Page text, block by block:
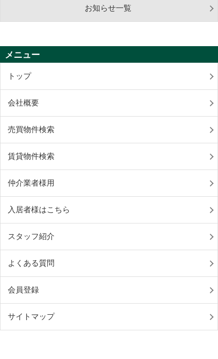
お知らせ一覧
メニュー
トップ
会社概要
売買物件検索
賃貸物件検索
仲介業者様用
入居者様はこちら
スタッフ紹介
よくある質問
会員登録
サイトマップ